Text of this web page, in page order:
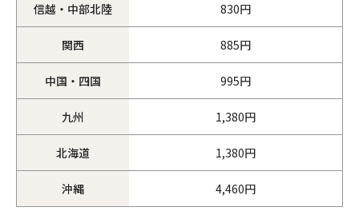
信越・中部北陸 830円
関西 885円
中国・四国 995円
九州 1,380円
北海道 1,380円
沖縄 4,460円